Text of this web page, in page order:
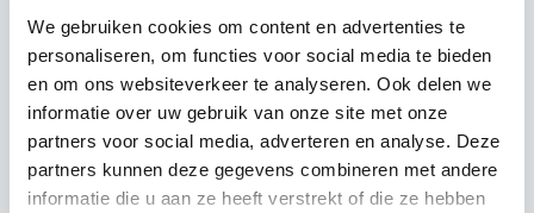
We gebruiken cookies om content en advertenties te
personaliseren, om functies voor social media te bieden
en om ons websiteverkeer te analyseren. Ook delen we
informatie over uw gebruik van onze site met onze
partners voor social media, adverteren en analyse. Deze
partners kunnen deze gegevens combineren met andere
informatie die u aan ze heeft verstrekt of die ze hebben